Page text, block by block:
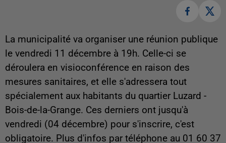
La municipalité va organiser une réunion publique
le vendredi 11 décembre à 19h. Celle-ci se
déroulera en visioconférence en raison des
mesures sanitaires, et elle s'adressera tout
spécialement aux habitants du quartier Luzard -
Bois-de-la-Grange. Ces derniers ont jusqu'à
vendredi (04 décembre) pour s'inscrire, c'est
obligatoire. Plus d'infos par téléphone au 01 60 37